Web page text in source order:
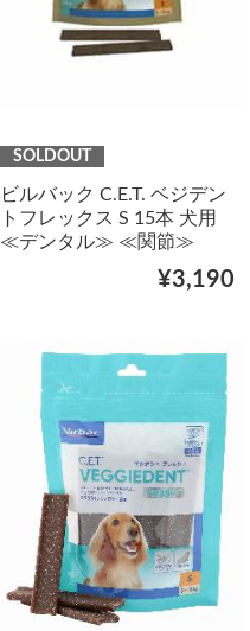
SOLDOUT
ビルバック C.E.T. ベジデン
トフレックス S 15本 犬用
≪デンタル≫ ≪関節≫
¥3,190